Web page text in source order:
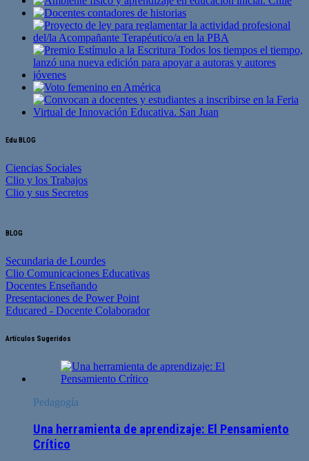
Edu BLOG
Ciencias Sociales
Clio y los Trabajos
Clio y sus Secretos
BLOG
Secundaria de Lourdes
Clio Comunicaciones Educativas
Docentes Enseñando
Presentaciones de Power Point
Educared - Docente Colaborador
Artículos Sugeridos
Pedagogía
Una herramienta de aprendizaje: El Pensamiento
Crítico